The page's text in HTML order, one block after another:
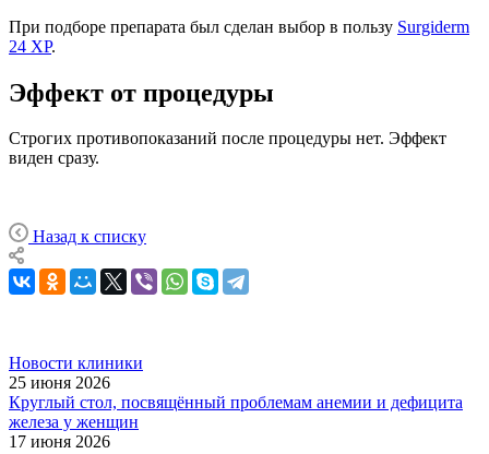
При подборе препарата был сделан выбор в пользу Surgiderm
24 XP.
Эффект от процедуры
Строгих противопоказаний после процедуры нет. Эффект
виден сразу.
Назад к списку
Новости клиники
25 июня 2026
Круглый стол, посвящённый проблемам анемии и дефицита
железа у женщин
17 июня 2026